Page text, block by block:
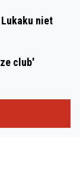
niet
club'